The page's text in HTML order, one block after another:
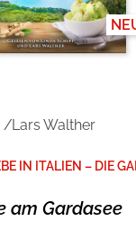
heartroom
Wissen
Sachbuch
Lars Walther
IN ITALIEN – DIE
am Gardasee